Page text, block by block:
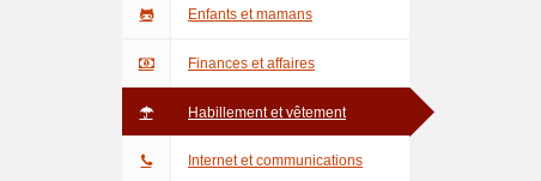
Enfants et mamans
Finances et affaires
Habillement et vêtement
Internet et communications